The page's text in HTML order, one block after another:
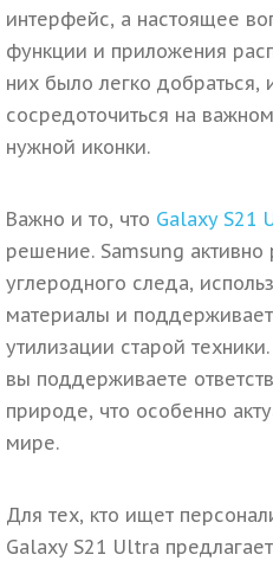
интерфейс, а настоящее
функции и приложения
них было легко добраться,
сосредоточиться на
нужной иконки.
Важно и то, что Galaxy S21
решение. Samsung
углеродного следа,
материалы и
утилизации старой
вы поддерживаете
природе, что особенно
мире.
Для тех, кто ищет
Galaxy S21 Ultra